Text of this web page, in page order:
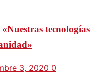
tecnologías
3, 2020 0